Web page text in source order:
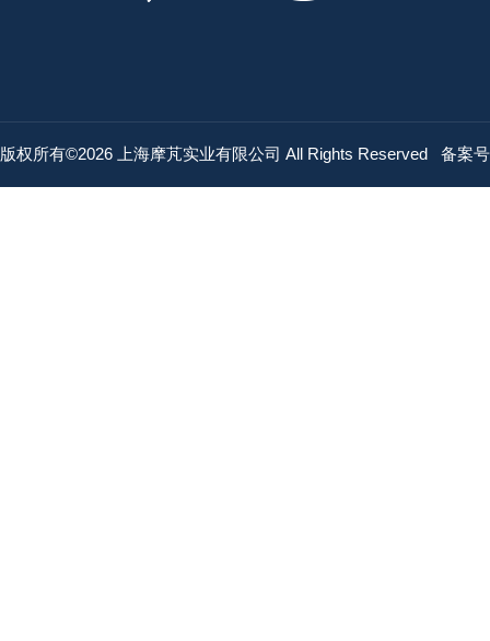
版权所有©2026 上海摩芃实业有限公司 All Rights Reserved 备案